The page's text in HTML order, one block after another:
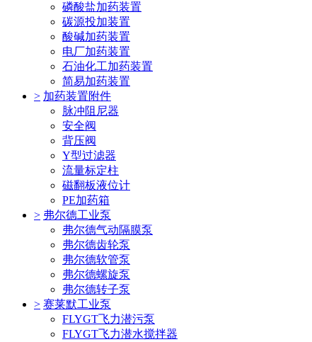
磷酸盐加药装置
碳源投加装置
酸碱加药装置
电厂加药装置
石油化工加药装置
简易加药装置
> 加药装置附件
脉冲阻尼器
安全阀
背压阀
Y型过滤器
流量标定柱
磁翻板液位计
PE加药箱
> 弗尔德工业泵
弗尔德气动隔膜泵
弗尔德齿轮泵
弗尔德软管泵
弗尔德螺旋泵
弗尔德转子泵
> 赛莱默工业泵
FLYGT飞力潜污泵
FLYGT飞力潜水搅拌器